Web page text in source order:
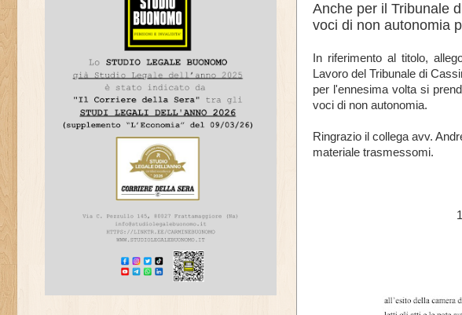
Anche per il Tribunale
voci di non autonomia
In riferimento al titolo,
Lavoro del Tribunale di
per l'ennesima volta si
voci di non autonomia.
Ringrazio il collega avv.
materiale trasmessomi.